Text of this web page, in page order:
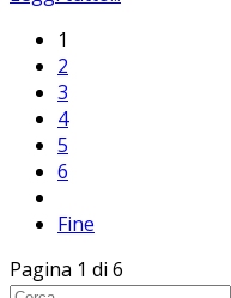
1
2
3
4
5
6
Fine
Pagina 1 di 6